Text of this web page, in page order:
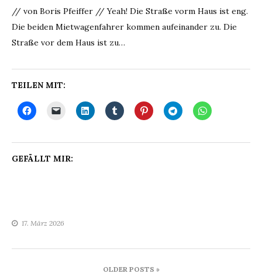
// von Boris Pfeiffer // Yeah! Die Straße vorm Haus ist eng.
Die beiden Mietwagenfahrer kommen aufeinander zu. Die
Straße vor dem Haus ist zu…
TEILEN MIT:
GEFÄLLT MIR:
17. März 2026
Beitragsnavigation
OLDER POSTS »